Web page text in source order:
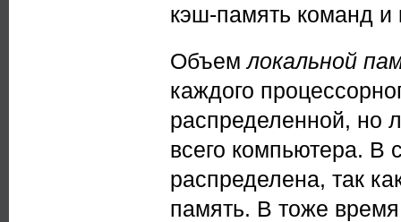
кэш-память команд
Объемлокальной
каждого
распределенной, но
всего компьютера. В
распределена, так
память. В тоже